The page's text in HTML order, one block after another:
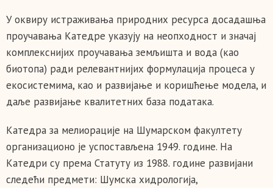
У оквиру истраживања природних ресурса досадашња
проучавања Катедре указују на неопходност и значај
комплекснијих проучавања земљишта и вода (као
биотопа) ради релевантнијих формулација процеса у
екосистемима, као и развијање и коришћење модела, и
даље развијање квалитетних база података.
Катедра за мелиорације на Шумарском факултету
организационо је успостављена 1949. године. На
Катедри су према Статуту из 1988. године развијани
следећи предмети: Шумска хидрологија,